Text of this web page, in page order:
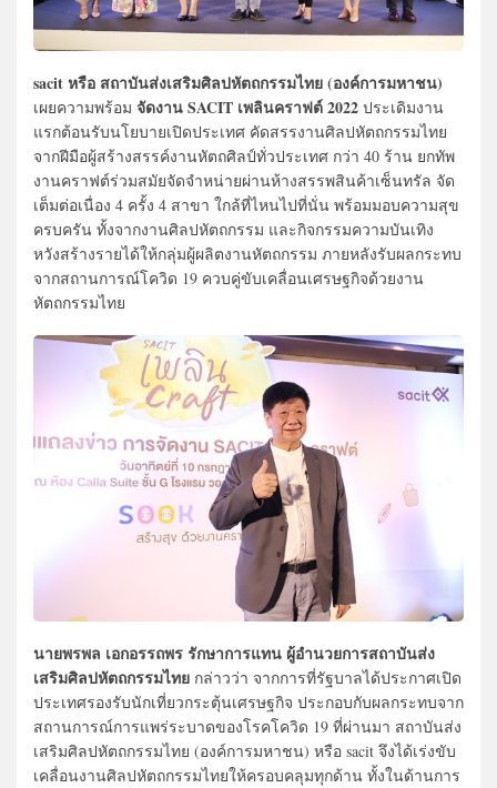
sacit หรือ สถาบันส่งเสริมศิลปหัตถกรรมไทย (องค์การมหาชน)
เผยความพร้อม จัดงาน SACIT เพลินคราฟต์ 2022 ประเดิมงาน
แรกต้อนรับนโยบายเปิดประเทศ คัดสรรงานศิลปหัตถกรรมไทย
จากฝีมือผู้สร้างสรรค์งานหัตถศิลป์ทั่วประเทศ กว่า 40 ร้าน ยกทัพ
งานคราฟต์ร่วมสมัยจัดจำหน่ายผ่านห้างสรรพสินค้าเซ็นทรัล จัด
เต็มต่อเนื่อง 4 ครั้ง 4 สาขา ใกล้ที่ไหนไปที่นั่น พร้อมมอบความสุข
ครบครัน ทั้งจากงานศิลปหัตถกรรม และกิจกรรมความบันเทิง
หวังสร้างรายได้ให้กลุ่มผู้ผลิตงานหัตถกรรม ภายหลังรับผลกระทบ
จากสถานการณ์โควิด 19 ควบคู่ขับเคลื่อนเศรษฐกิจด้วยงาน
หัตถกรรมไทย
นายพรพล เอกอรรถพร รักษาการแทน ผู้อำนวยการสถาบันส่ง
เสริมศิลปหัตถกรรมไทย กล่าวว่า จากการที่รัฐบาลได้ประกาศเปิด
ประเทศรองรับนักเที่ยวกระตุ้นเศรษฐกิจ ประกอบกับผลกระทบจาก
สถานการณ์การแพร่ระบาดของโรคโควิด 19 ที่ผ่านมา สถาบันส่ง
เสริมศิลปหัตถกรรมไทย (องค์การมหาชน) หรือ sacit จึงได้เร่งขับ
เคลื่อนงานศิลปหัตถกรรมไทยให้ครอบคลุมทุกด้าน ทั้งในด้านการ